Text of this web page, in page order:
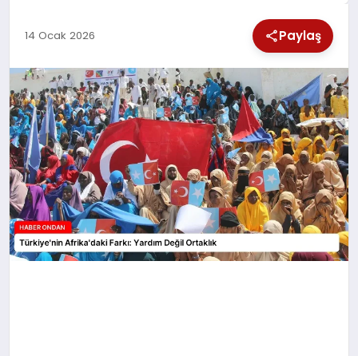
SPOR
TEKNOLOJI
YAŞAM
14 Ocak 2026 Paylaş